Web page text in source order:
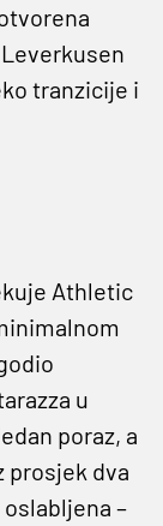
tranzicije i
Athletic
u
poraz, a
prosjek dva
–